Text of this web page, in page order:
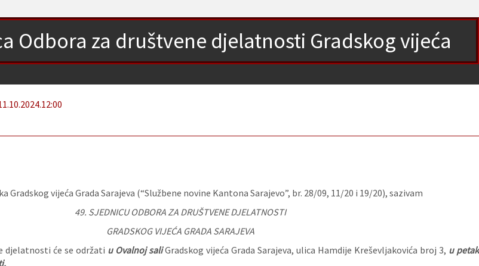
Odbora za društvene djelatnosti Gradskog vijeća
12:00
Gradskog vijeća Grada Sarajeva (“Službene novine Kantona Sarajevo”, br. 28/09, 11/20 i 19/20), sazivam
49. SJEDNICU ODBORA ZA DRUŠTVENE DJELATNOSTI
GRADSKOG VIJEĆA GRADA SARAJEVA
djelatnosti će se održati u Ovalnoj saliGradskog vijeća Grada Sarajeva, ulica Hamdije Kreševljakovića broj 3, u petak